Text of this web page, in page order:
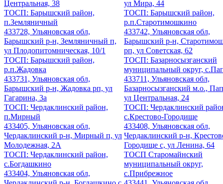
Центральная, 38
ул Мира, 44
ТОСП: Барышский район,
п.Земляничный
433728, Ульяновская обл,
Барышский р-н, Земляничный п,
ул Плодопитомническая, 10/1
ТОСП: Барышский район,
р.п.Старотимошкино
433742, Ульяновская обл,
Барышский р-н,
рп, ул Советская, 62
ТОСП: Барышский район,
р.п.Жадовка
433731, Ульяновская обл,
Барышский р-н, Жадовка рп, ул
Гагарина, 3а
ТОСП: Базарносызганский
муниципальный округ,
433711, Ульяновская обл,
Базарносызганский м.о.,
ул Центральная, 24
ТОСП: Чердаклинский район,
п.Мирный
433405, Ульяновская обл,
Чердаклинский р-н, Мирный п, ул
Молодежная, 2А
ТОСП: Чердаклинский
с.Крестово-Городище
433408, Ульяновская обл,
Чердаклинский р-н,
Городище с, ул Ленина, 64
ТОСП: Чердаклинский район,
с.Богдашкино
433404, Ульяновская обл,
ТОСП Старомайнский
муниципальный округ,
с.Прибрежное